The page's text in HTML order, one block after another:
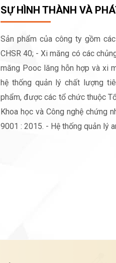
SỰ HÌNH THÀNH VÀ
Sản phẩm của công ty gồm
CHSR 40; - Xi măng có các
măng Pooc lăng hỗn hợp và xi
hệ thống quản lý chất lượng
phẩm, được các tổ chức thuộc
Khoa học và Công nghệ chứng
9001 : 2015. - Hệ thống quản lý